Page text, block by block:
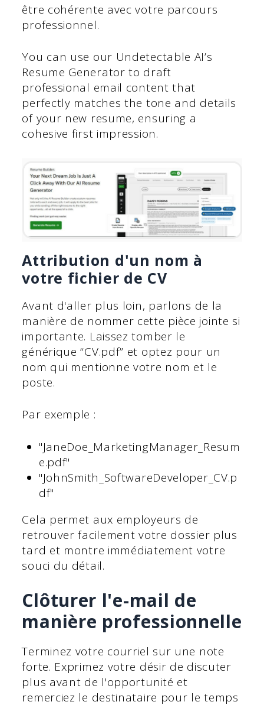
être cohérente avec votre parcours
professionnel.
You can use our Undetectable AI’s
Resume Generator to draft
professional email content that
perfectly matches the tone and details
of your new resume, ensuring a
cohesive first impression.
Attribution d'un nom à
votre fichier de CV
Avant d'aller plus loin, parlons de la
manière de nommer cette pièce jointe si
importante. Laissez tomber le
générique “CV.pdf” et optez pour un
nom qui mentionne votre nom et le
poste.
Par exemple :
"JaneDoe_MarketingManager_Resum
e.pdf"
"JohnSmith_SoftwareDeveloper_CV.p
df"
Cela permet aux employeurs de
retrouver facilement votre dossier plus
tard et montre immédiatement votre
souci du détail.
Clôturer l'e-mail de
manière professionnelle
Terminez votre courriel sur une note
forte. Exprimez votre désir de discuter
plus avant de l'opportunité et
remerciez le destinataire pour le temps